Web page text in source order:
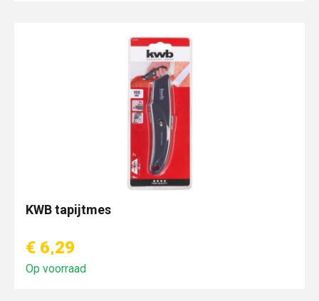
KWB tapijtmes
€ 6,29
Op voorraad